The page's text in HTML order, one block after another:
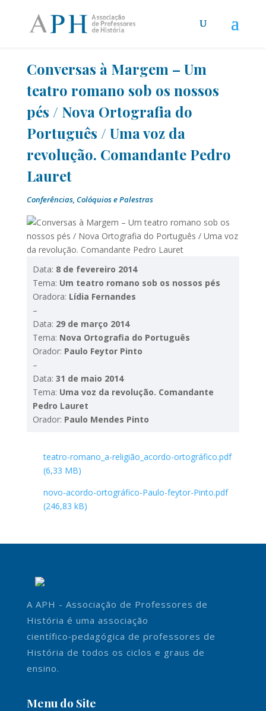
Conversas à Margem – Um
teatro romano sob os nossos
pés / Nova Ortografia do
Português / Uma voz da
revolução. Comandante Pedro
Lauret
Conferências, Colóquios e Palestras
Data: 8 de fevereiro 2014
Tema: Um teatro romano sob os nossos pés
Oradora: Lídia Fernandes
–
Data: 29 de março 2014
Tema: Nova Ortografia do Português
Orador: Paulo Feytor Pinto
–
Data: 31 de maio 2014
Tema: Uma voz da revolução. Comandante
Pedro Lauret
Orador: Paulo Mendes Pinto
teatro-romano_a-religião_acordo-ortográfico.pdf
novo-acordo-ortográfico-Paulo-feytor-Pinto.pdf
A APH - Associação de Professores de
História é uma associação
científico‑pedagógica de professores de
História de todos os ciclos e graus de
ensino.
Menu do Site